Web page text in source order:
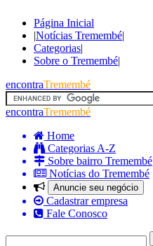
Página Inicial
|Notícias Tremembé|
Categorias|
Sobre o Tremembé|
encontraTremembé
encontraTremembé
Home
Categorias A-Z
Sobre bairro Tremembé
Notícias do Tremembé
Anuncie seu negócio
Cadastrar empresa
Fale Conosco